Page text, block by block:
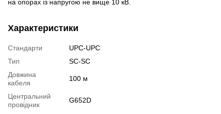
на опорах із напругою не вище 10 кВ.
Характеристики
Стандарти
UPC-UPC
Тип
SC-SC
Довжина
кабеля
100 м
Центральний
провідник
G652D